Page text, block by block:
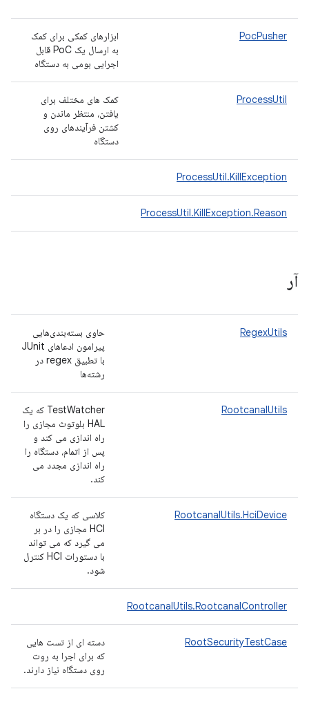
PocPusher
ابزارهای کمکی برای کمک
به ارسال یک PoC قابل
اجرایی بومی به دستگاه
ProcessUtil
کمک های مختلف برای
یافتن، منتظر ماندن و
کشتن فرآیندهای روی
دستگاه
ProcessUtil.KillException
ProcessUtil.KillException.Reason
آر
RegexUtils
حاوی بسته‌بندی‌هایی
پیرامون ادعاهای JUnit
با تطبیق regex در
رشته‌ها
RootcanalUtils
TestWatcher که یک
HAL بلوتوث مجازی را
راه اندازی می کند و
پس از اتمام، دستگاه را
راه اندازی مجدد می
کند.
RootcanalUtils.HciDevice
کلاسی که یک دستگاه
HCI مجازی را در بر
می گیرد که می تواند
با دستورات HCI کنترل
شود.
RootcanalUtils.RootcanalController
RootSecurityTestCase
دسته ای از تست هایی
که برای اجرا به روت
روی دستگاه نیاز دارند.